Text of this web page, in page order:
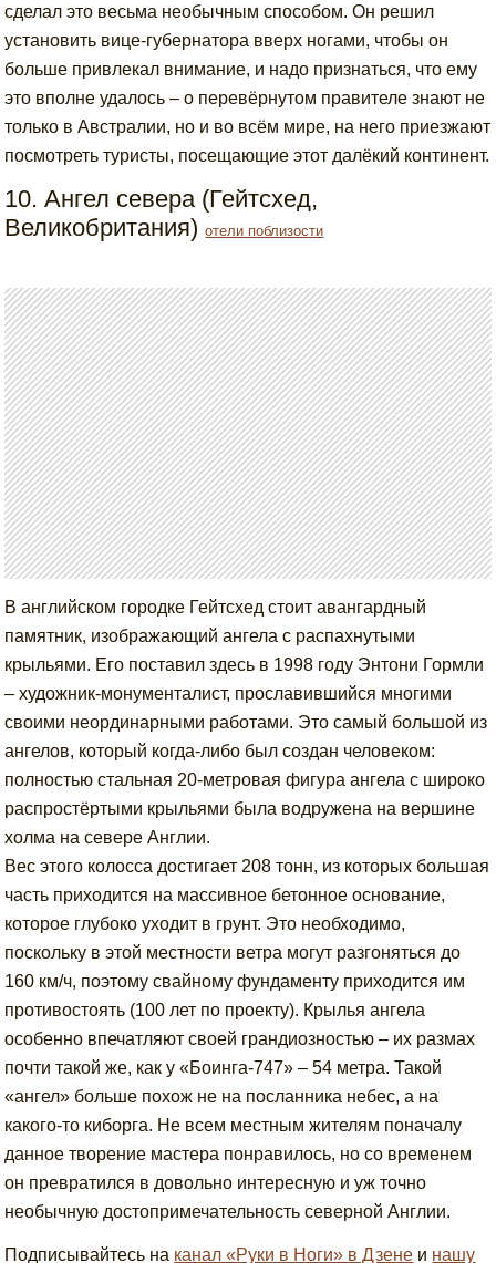
сделал это весьма необычным способом. Он решил
установить вице-губернатора вверх ногами, чтобы он
больше привлекал внимание, и надо признаться, что ему
это вполне удалось – о перевёрнутом правителе знают не
только в Австралии, но и во всём мире, на него приезжают
посмотреть туристы, посещающие этот далёкий континент.
10. Ангел севера (Гейтсхед,
Великобритания)отели поблизости
В английском городке Гейтсхед стоит авангардный
памятник, изображающий ангела с распахнутыми
крыльями. Его поставил здесь в 1998 году Энтони Гормли
– художник-монументалист, прославившийся многими
своими неординарными работами. Это самый большой из
ангелов, который когда-либо был создан человеком:
полностью стальная 20-метровая фигура ангела с широко
распростёртыми крыльями была водружена на вершине
холма на севере Англии.
Вес этого колосса достигает 208 тонн, из которых большая
часть приходится на массивное бетонное основание,
которое глубоко уходит в грунт. Это необходимо,
поскольку в этой местности ветра могут разгоняться до
160 км/ч, поэтому свайному фундаменту приходится им
противостоять (100 лет по проекту). Крылья ангела
особенно впечатляют своей грандиозностью – их размах
почти такой же, как у «Боинга-747» – 54 метра. Такой
«ангел» больше похож не на посланника небес, а на
какого-то киборга. Не всем местным жителям поначалу
данное творение мастера понравилось, но со временем
он превратился в довольно интересную и уж точно
необычную достопримечательность северной Англии.
Подписывайтесь на канал «Руки в Ноги» в Дзене и нашу